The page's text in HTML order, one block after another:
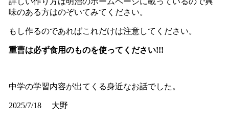
味のある方はのぞいてみてください。
もし作るのであればこれだけは注意してください。
重曹は必ず食用のものを使ってください!!!
中学の学習内容が出てくる身近なお話でした。
2025/7/18 大野